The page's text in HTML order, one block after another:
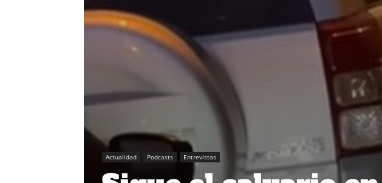
Actualidad Podcasts Entrevistas